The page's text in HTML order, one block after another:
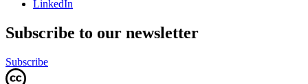
LinkedIn
Subscribe to our newsletter
Subscribe